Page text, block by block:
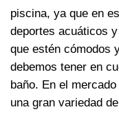
piscina, ya que en
deportes acuáticos
que estén cómodos
debemos tener en
baño. En el
una gran variedad